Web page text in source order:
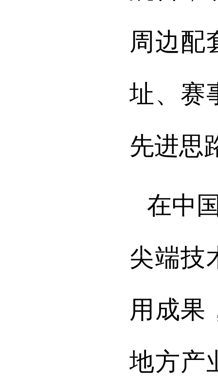
周边配
址、赛
先进思
在中
尖端技
用成果
地方产